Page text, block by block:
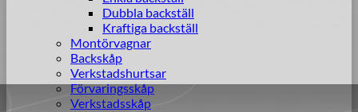
Dubbla backställ
Kraftiga backställ
Montörvagnar
Backskåp
Verkstadshurtsar
Förvaringsskåp
Verkstadsskåp